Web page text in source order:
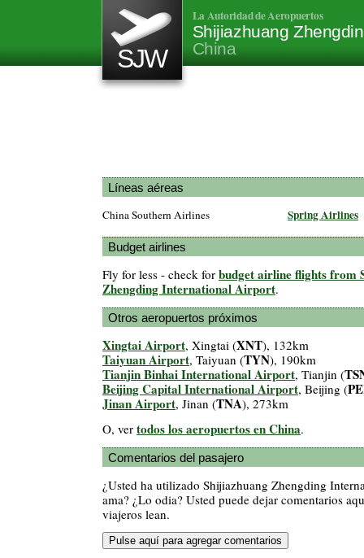
SJW
La Autoridad de Aeropuertos
Shijiazhuang
China
Líneas aéreas
China Southern Airlines Spring Airlines
Budget airlines
Fly for less - check for budget airline flights from
Zhengding International Airport.
Otros aeropuertos próximos
Xingtai Airport, Xingtai (XNT), 132km
Taiyuan Airport, Taiyuan (TYN), 190km
Tianjin Binhai International Airport, Tianjin (
Beijing Capital International Airport, Beijing (
Jinan Airport, Jinan (TNA), 273km
O, ver todos los aeropuertos en China.
Comentarios del pasajero
¿Usted ha utilizado Shijiazhuang Zhengding
ama? ¿Lo odia? Usted puede dejar comentarios
viajeros lean.